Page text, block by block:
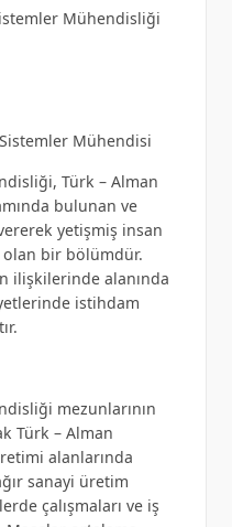
Mühendisliği
Mühendisi
Türk – Alman
bulunan ve
yetişmiş insan
bir bölümdür.
ilişkilerinde alanında
istihdam
mezunlarının
Türk – Alman
alanlarında
sanayi üretim
çalışmaları ve iş